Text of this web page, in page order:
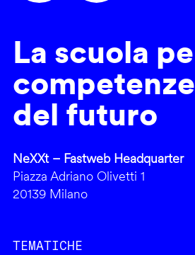
La scuola
del futuro
NeXXt – Fastweb Headquarter
Piazza Adriano Olivetti 1
20139 Milano
TEMATICHE